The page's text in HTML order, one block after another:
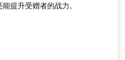
提升受赠者的战力。